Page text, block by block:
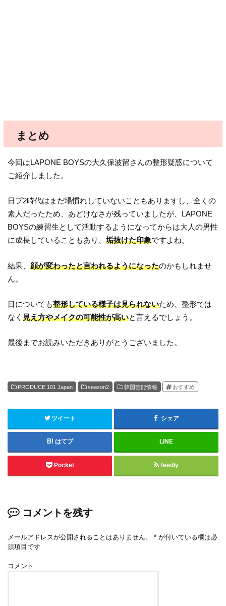
まとめ
今回はLAPONE BOYSの大久保波留さんの整形疑惑について
ご紹介しました。
日プ2時代はまだ場慣れしていないこともありますし、全くの
素人だったため、あどけなさが残っていましたが、LAPONE
BOYSの練習生として活動するようになってからは大人の男性
に成長していることもあり、垢抜けた印象ですよね。
結果、顔が変わったと言われるようになったのかもしれませ
ん。
目についても整形している様子は見られないため、整形では
なく見え方やメイクの可能性が高いと言えるでしょう。
最後までお読みいただきありがとうございました。
PRODUCE 101 Japan season2 韓国芸能情報 おすすめ
ツイート シェア
はてブ LINE
Pocket feedly
コメントを残す
メールアドレスが公開されることはありません。 * が付いている欄は必
須項目です
コメント